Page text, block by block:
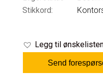
Stikkord:
Legg til
Send